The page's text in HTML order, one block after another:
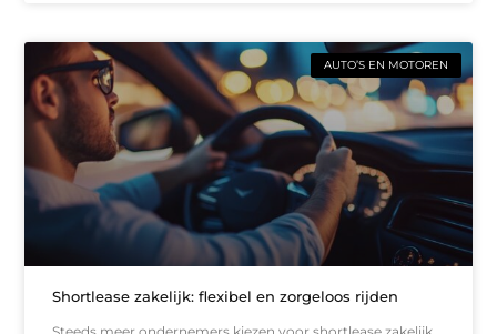
AUTO’S EN MOTOREN
Shortlease zakelijk: flexibel en zorgeloos rijden